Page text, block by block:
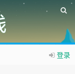
登录